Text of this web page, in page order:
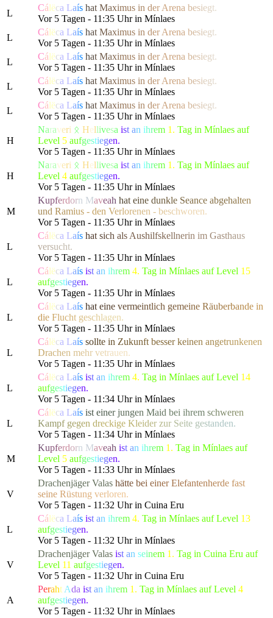
L
Cálëca Laís hat Maximus in derArena besiegt.
Vor 5 Tagen - 11:35 Uhr in Mínlaes
L
Cálëca Laís hat Maximus in derArena besiegt.
Vor 5 Tagen - 11:35 Uhr in Mínlaes
L
Cálëca Laís hat Maximus in derArena besiegt.
Vor 5 Tagen - 11:35 Uhr in Mínlaes
L
Cálëca Laís hat Maximus in derArena besiegt.
Vor 5 Tagen - 11:35 Uhr in Mínlaes
L
Cálëca Laís hat Maximus in derArena besiegt.
Vor 5 Tagen - 11:35 Uhr in Mínlaes
H
Naraveri ᛟ Hellivesa ist an ihrem 1. Tag in Mínlaes auf
Level 5 aufgestiegen.
Vor 5 Tagen - 11:35 Uhr in Mínlaes
H
Naraveri ᛟ Hellivesa ist an ihrem 1. Tag in Mínlaes auf
Level 4 aufgestiegen.
Vor 5 Tagen - 11:35 Uhr in Mínlaes
M
Kupferdorn Maveah hat eine dunkle Seance abgehalten
und Ramius - den Verlorenen - beschworen.
Vor 5 Tagen - 11:35 Uhr in Mínlaes
L
Cálëca Laís hat sich als Aushilfskellnerin im Gasthaus
versucht.
Vor 5 Tagen - 11:35 Uhr in Mínlaes
L
Cálëca Laís ist an ihrem 4. Tag in Mínlaes auf Level 15
aufgestiegen.
Vor 5 Tagen - 11:35 Uhr in Mínlaes
L
Cálëca Laís hat eine vermeintlich gemeine Räuberbande in
die Flucht geschlagen.
Vor 5 Tagen - 11:35 Uhr in Mínlaes
L
Cálëca Laís sollte in Zukunft besser keinen angetrunkenen
Drachen mehr vetrauen.
Vor 5 Tagen - 11:35 Uhr in Mínlaes
L
Cálëca Laís ist an ihrem 4. Tag in Mínlaes auf Level 14
aufgestiegen.
Vor 5 Tagen - 11:34 Uhr in Mínlaes
L
Cálëca Laís ist einer jungen Maid bei ihrem schweren
Kampf gegen dreckige Kleider zur Seite gestanden.
Vor 5 Tagen - 11:34 Uhr in Mínlaes
M
Kupferdorn Maveah ist an ihrem 1. Tag in Mínlaes auf
Level 5 aufgestiegen.
Vor 5 Tagen - 11:33 Uhr in Mínlaes
V
Drachenjäger Valas hätte bei einerElefantenherde fast
seine Rüstung verloren.
Vor 5 Tagen - 11:32 Uhr in Cuina Eru
L
Cálëca Laís ist an ihrem 4. Tag in Mínlaes auf Level 13
aufgestiegen.
Vor 5 Tagen - 11:32 Uhr in Mínlaes
V
Drachenjäger Valas ist an seinem 1. Tag in Cuina Eru auf
Level 11 aufgestiegen.
Vor 5 Tagen - 11:32 Uhr in Cuina Eru
A
Peraht Ada ist an ihrem 1. Tag in Mínlaes auf Level 4
aufgestiegen.
Vor 5 Tagen - 11:32 Uhr in Mínlaes